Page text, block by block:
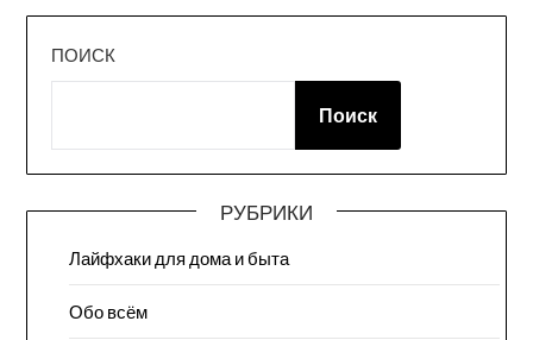
ПОИСК
Поиск
РУБРИКИ
Лайфхаки для дома и быта
Обо всём